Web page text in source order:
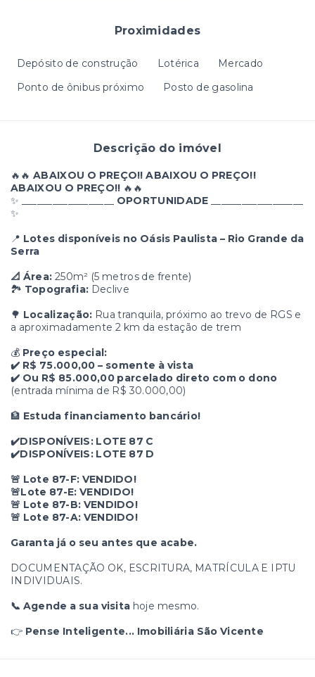
Proximidades
Depósito de construção Lotérica
Mercado
Ponto de ônibus próximo
Posto de gasolina
Descrição do imóvel
🔥🔥ABAIXOU O PREÇO!! ABAIXOU O PREÇO!!
ABAIXOU O PREÇO!! 🔥🔥
✨ __________________ OPORTUNIDADE
✨
📍 Lotes disponíveis no Oásis Paulista – Rio Grande da
Serra
📐 Área: 250m² (5 metros de frente)
🏞️ Topografia: Declive
🌳 Localização: Rua tranquila, próximo ao trevo de RGS e
a aproximadamente 2 km da estação de trem
💰 Preço especial:
✔️ R$ 75.000,00 – somente à vista
✔️ Ou R$ 85.000,00 parcelado direto com o dono
(entrada mínima de R$ 30.000,00)
🏦 Estuda financiamento bancário!
✔️DISPONÍVEIS: LOTE 87 C
✔️DISPONÍVEIS: LOTE 87 D
🚨 Lote 87-F: VENDIDO!
🚨Lote 87-E: VENDIDO!
🚨 Lote 87-B: VENDIDO!
🚨 Lote 87-A: VENDIDO!
Garanta já o seu antes que acabe.
DOCUMENTAÇÃO OK, ESCRITURA, MATRÍCULA E IPTU
INDIVIDUAIS.
📞 Agende a sua visita hoje mesmo.
👉 Pense Inteligente... Imobiliária São Vicente